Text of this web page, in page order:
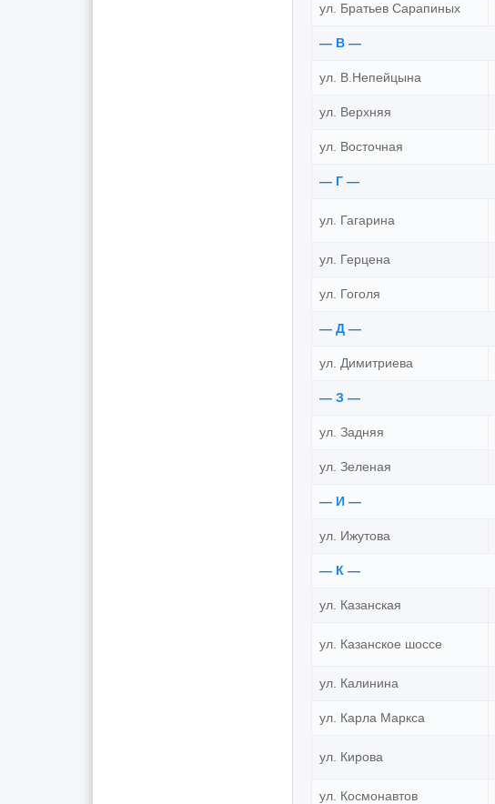
ул. Братьев Сарапиных
— В —
ул. В.Непейцына
ул. Верхняя
ул. Восточная
— Г —
ул. Гагарина
ул. Герцена
ул. Гоголя
— Д —
ул. Димитриева
— З —
ул. Задняя
ул. Зеленая
— И —
ул. Ижутова
— К —
ул. Казанская
ул. Казанское шоссе
ул. Калинина
ул. Карла Маркса
ул. Кирова
ул. Космонавтов